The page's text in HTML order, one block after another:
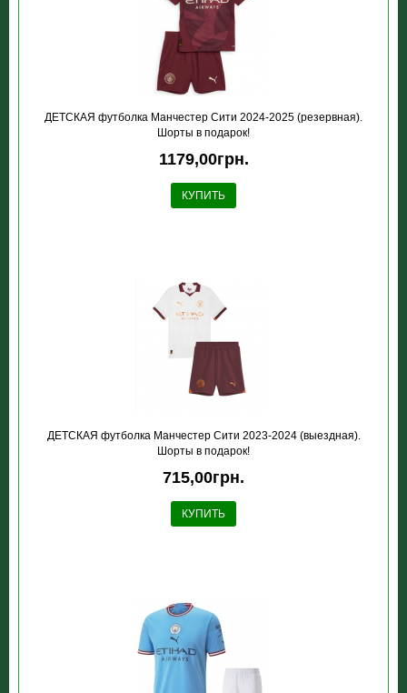
ДЕТСКАЯ футболка Манчестер Сити 2024-2025 (резервная).
Шорты в подарок!
1179,00грн.
КУПИТЬ
ДЕТСКАЯ футболка Манчестер Сити 2023-2024 (выездная).
Шорты в подарок!
715,00грн.
КУПИТЬ